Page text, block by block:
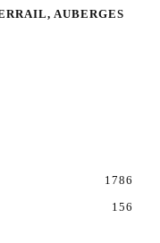
AUBERGES
1786
156